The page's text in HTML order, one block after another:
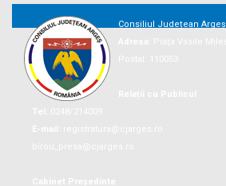
Consiliul Județean Argeș